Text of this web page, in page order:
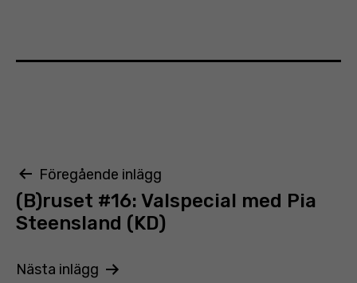
Inläggsnavigering
Föregående inlägg
(B)ruset #16: Valspecial med Pia
Steensland (KD)
Nästa inlägg